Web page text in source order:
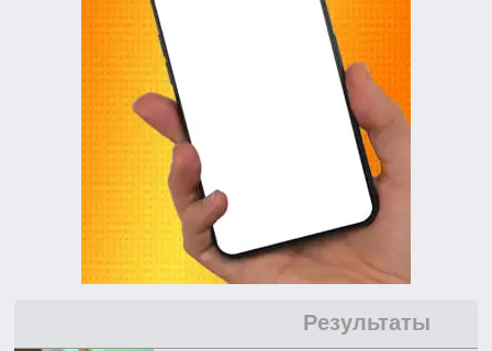
Результаты